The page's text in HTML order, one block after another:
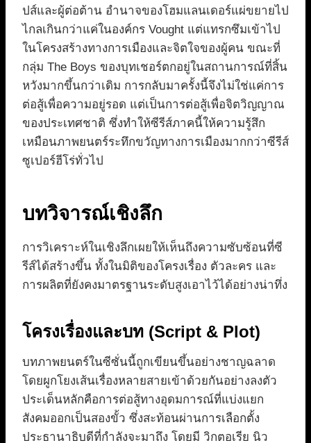
ปส์และผู้ต่อต้าน อำนาจของโฮมแลนเดอร์แผ่ขยายไป
ไกลเกินกว่าแค่ในองค์กร Vought แต่แทรกซึมเข้าไป
ในโครงสร้างทางการเมืองและจิตใจของผู้คน ขณะที่
กลุ่ม The Boys ของบุทเชอร์ตกอยู่ในสถานการณ์ที่สิ้น
หวังมากขึ้นกว่าเดิม การกลับมาครั้งนี้จึงไม่ใช่แค่การ
ต่อสู้เพื่อความอยู่รอด แต่เป็นการต่อสู้เพื่อจิตวิญญาณ
ของประเทศชาติ ซึ่งทำให้ซีรีส์ภาคนี้ให้ความรู้สึก
เหมือนภาพยนตร์ระทึกขวัญทางการเมืองมากกว่าซีรีส์
ซูเปอร์ฮีโร่ทั่วไป
บทวิจารณ์เชิงลึก
การวิเคราะห์ในเชิงลึกเผยให้เห็นถึงความซับซ้อนที่ซี
รีส์ได้สร้างขึ้น ทั้งในมิติของโครงเรื่อง ตัวละคร และ
การผลิตที่ยังคงมาตรฐานระดับสูงเอาไว้ได้อย่างน่าทึ่ง
โครงเรื่องและบท (Script & Plot)
บทภาพยนตร์ในซีซั่นนี้ถูกเขียนขึ้นอย่างชาญฉลาด
โดยผูกโยงเส้นเรื่องหลายสายเข้าด้วยกันอย่างลงตัว
ประเด็นหลักคือการต่อสู้ทางอุดมการณ์ที่แบ่งแยก
สังคมออกเป็นสองขั้ว ซึ่งสะท้อนผ่านการเลือกตั้ง
ประธานาธิบดีที่กำลังจะมาถึง โดยมี วิกตอเรีย นิว